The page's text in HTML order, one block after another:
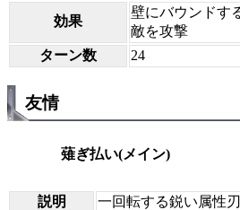
効果
壁にバウンドす
敵を攻撃
ターン数
24
友情
薙ぎ払い(メイン)
説明
一回転する鋭い属性